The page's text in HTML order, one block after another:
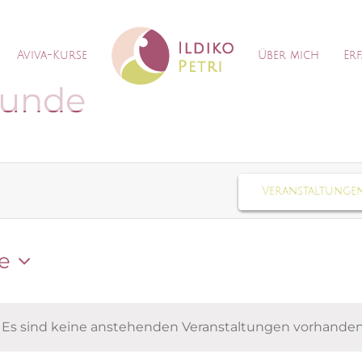
Aviva-Kurse Über mich
Es sind keine anstehenden Veranstaltungen